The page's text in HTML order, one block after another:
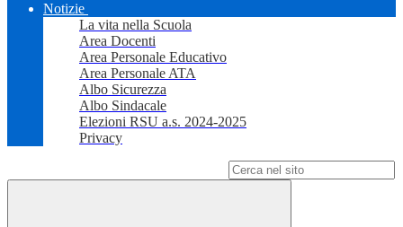
Notizie
La vita nella Scuola
Area Docenti
Area Personale Educativo
Area Personale ATA
Albo Sicurezza
Albo Sindacale
Elezioni RSU a.s. 2024-2025
Privacy